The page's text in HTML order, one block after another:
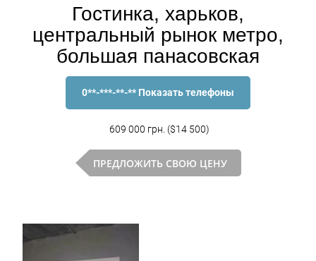
Гостинка, харьков,
центральный рынок метро,
большая панасовская
0**-***-**-** Показать телефоны
609 000 грн. ($14 500)
ПРЕДЛОЖИТЬ СВОЮ ЦЕНУ